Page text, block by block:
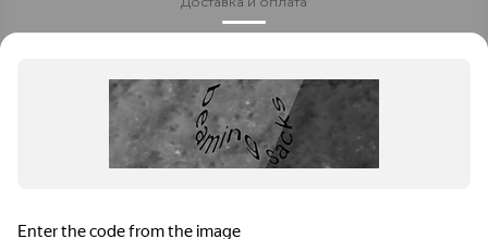
Политика конфиденциальности
Контакты
8 800 700-80-40
Заказать звонок